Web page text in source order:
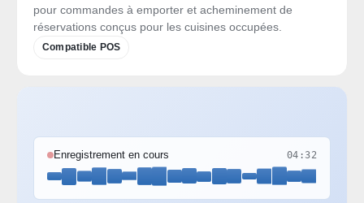
pour commandes à emporter et acheminement de
réservations conçus pour les cuisines occupées.
Compatible POS
Enregistrement en cours 04:32